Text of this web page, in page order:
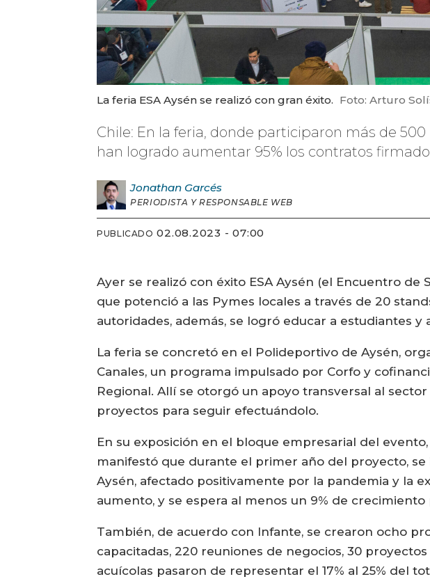
La feria ESA Aysén se realizó con gran éxito. Foto: Arturo
Chile: En la feria, donde participaron más de
han logrado aumentar 95% los contratos
Jonathan Garcés
PERIODISTA Y RESPONSABLE WEB
PUBLICADO 02.08.2023 - 07:00
Ayer se realizó con éxito ESA Aysén (el Encuentro de
que potenció a las Pymes locales a través de 20
autoridades, además, se logró educar a estudiantes
La feria se concretó en el Polideportivo de Aysén,
Canales, un programa impulsado por Corfo y
Regional. Allí se otorgó un apoyo transversal al
proyectos para seguir efectuándolo.
En su exposición en el bloque empresarial del
manifestó que durante el primer año del proyecto,
Aysén, afectado positivamente por la pandemia y la
aumento, y se espera al menos un 9% de crecimiento
También, de acuerdo con Infante, se crearon ocho
capacitadas, 220 reuniones de negocios, 30
acuícolas pasaron de representar el 17% al 25% del